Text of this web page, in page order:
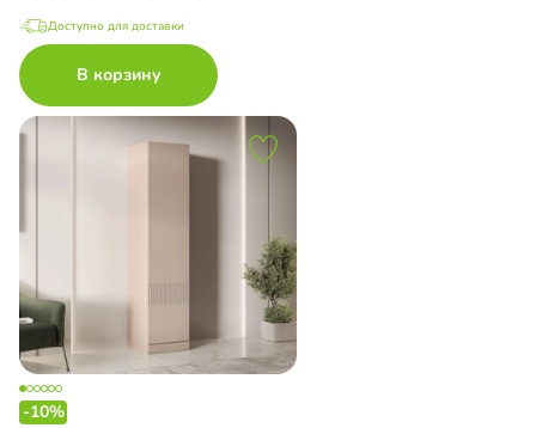
Доступно для доставки
В корзину
-10%